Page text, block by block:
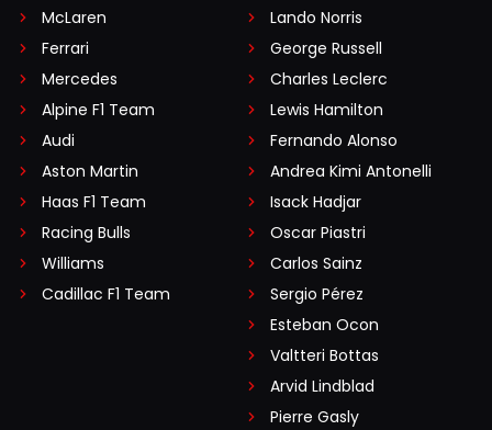
McLaren
Ferrari
Mercedes
Alpine F1 Team
Audi
Aston Martin
Haas F1 Team
Racing Bulls
Williams
Cadillac F1 Team
Lando Norris
George Russell
Charles Leclerc
Lewis Hamilton
Fernando Alonso
Andrea Kimi Antonelli
Isack Hadjar
Oscar Piastri
Carlos Sainz
Sergio Pérez
Esteban Ocon
Valtteri Bottas
Arvid Lindblad
Pierre Gasly